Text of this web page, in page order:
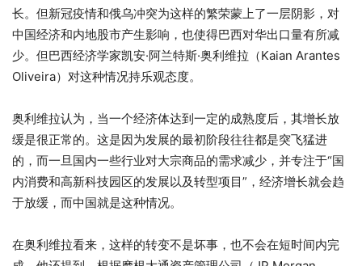
长。但新冠疫情和俄乌冲突为这样的繁荣蒙上了一层阴影，对
中国经济和内地股市产生影响，也使得巴西对华出口量有所减
少。但巴西经济学家凯安·阿兰特斯·奥利维拉（Kaian Arantes
Oliveira）对这种情况持乐观态度。
奥利维拉认为，当一个经济体达到一定的成熟度后，其增长放
缓是很正常的。这是因为发展的最初阶段往往都是突飞猛进
的，而一旦国内一些行业对大宗商品的需求减少，并专注于“国
内消费和高新科技园区的发展以及转型项目”，经济增长就会趋
于放缓，而中国就是这种情况。
在奥利维拉看来，这样的转变不是坏事，也不会在短时间内完